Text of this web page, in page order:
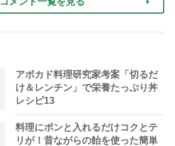
アボカド料理研究家考案「切るだ
け＆レンチン」で栄養たっぷり丼
レシピ13
料理にポンと入れるだけコクとテ
リが！昔ながらの飴を使った簡単